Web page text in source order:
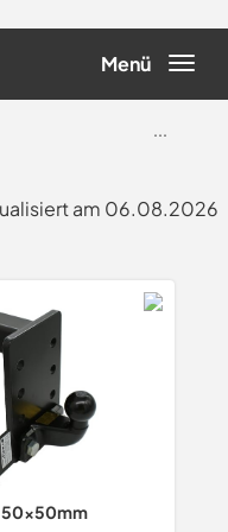
Menü
...
am 06.08.2026
50x50mm